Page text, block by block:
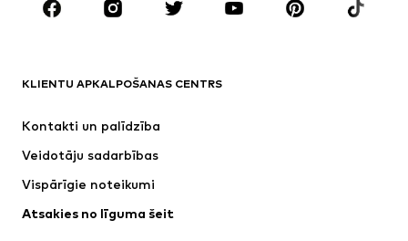
Aksesuāri
Premium
Jaunumi
Šobrīd populāri
Jakas
Apakšveļa
Mēteļi
KLIENTU APKALPOŠANAS CENTRS
Kontakti un palīdzība
Veidotāju sadarbības
Vispārīgie noteikumi
Atsakies no līguma šeit